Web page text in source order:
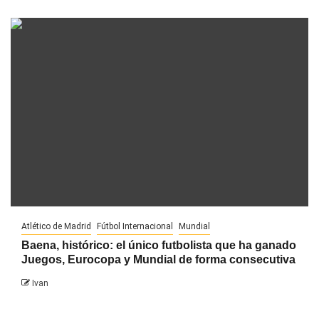
Atlético de Madrid Fútbol Internacional Mundial
Baena, histórico: el único futbolista que ha ganado
Juegos, Eurocopa y Mundial de forma consecutiva
Ivan